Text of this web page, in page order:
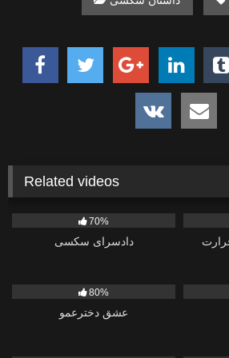
Related videos
70%
دادسرای سکسی
80%
عشق دخترعمو